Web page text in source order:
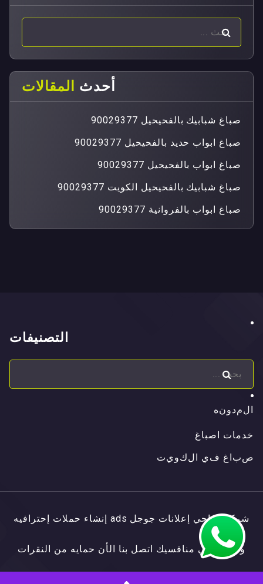
أحدث المقالات
صباغ شبابيك بالفحيحيل 90029377
صباغ ابواب حديد بالفحيحيل 90029377
صباغ ابواب بالفحيحيل 90029377
صباغ شبابيك بالفحيحيل الكويت 90029377
صباغ ابواب بالفروانية 90029377
التصنيفات
ال
لمدونه
خدمات اصباغ
ا
صب غ في لكويت
شركة الناجي إعلانات جوجل ads إنشاء حملات إحترافيه
وتفوق علي منافسيك اتصل بنا الأن حمايه من النقرات
الإحتياليه للتعرف علي المزيد